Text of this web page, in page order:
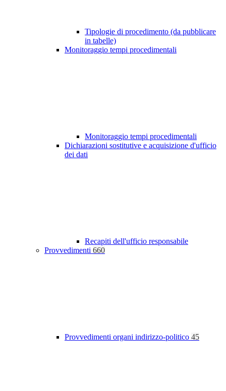
Tipologie di procedimento (da pubblicare
in tabelle)
Monitoraggio tempi procedimentali
Monitoraggio tempi procedimentali
Dichiarazioni sostitutive e acquisizione d'ufficio
dei dati
Recapiti dell'ufficio responsabile
Provvedimenti 660
Provvedimenti organi indirizzo-politico 45